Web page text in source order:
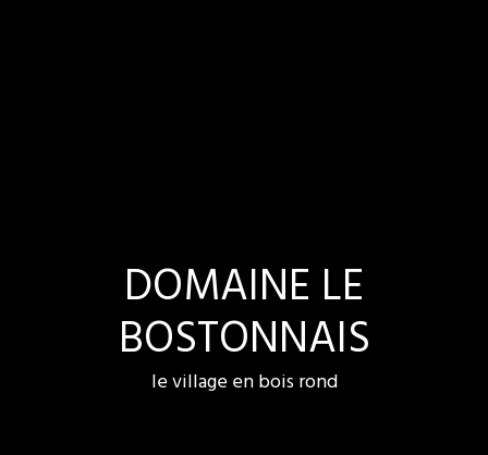
DOMAINE LE
BOSTONNAIS
le village en bois rond